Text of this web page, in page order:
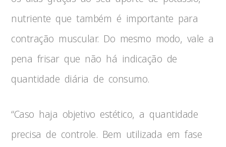
nutriente que também é importante para
contração muscular. Do mesmo modo, vale a
pena frisar que não há indicação de
quantidade diária de consumo.
“Caso haja objetivo estético, a quantidade
precisa de controle. Bem utilizada em fase